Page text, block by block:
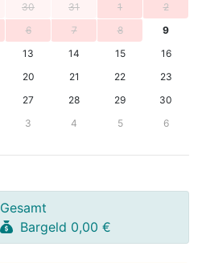
30 31 1
2
6 7 8
9
13 14 15
16
20 21 22
23
27 28 29
30
3 4 5 6
Gesamt
Bargeld 0,00 €